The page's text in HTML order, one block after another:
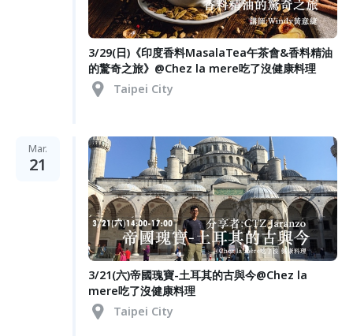
3/29(日)《印度香料MasalaTea午茶會&香料精油
的驚奇之旅》@Chez la mere吃了沒健康料理
Taipei City
Mar.
21
3/21(六)帝國瑰寶-土耳其的古與今@Chez la
mere吃了沒健康料理
Taipei City